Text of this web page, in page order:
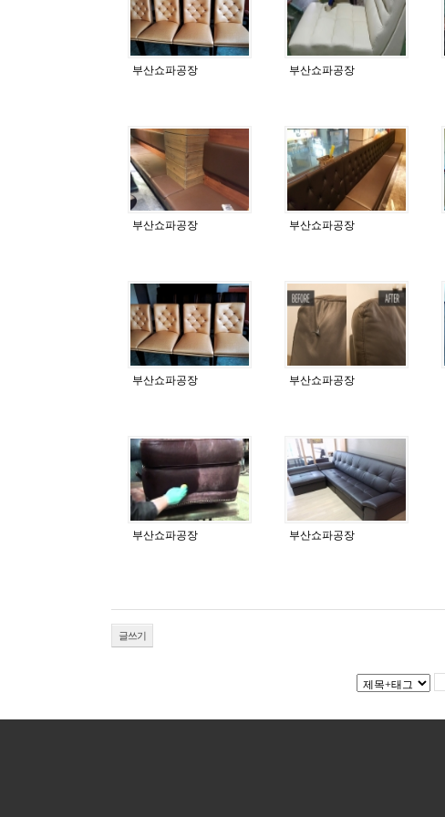
부산쇼파공장 부산쇼파공장
부산쇼파공장 부산쇼파공장
부산쇼파공장 부산쇼파공장
부산쇼파공장 부산쇼파공장
글쓰기